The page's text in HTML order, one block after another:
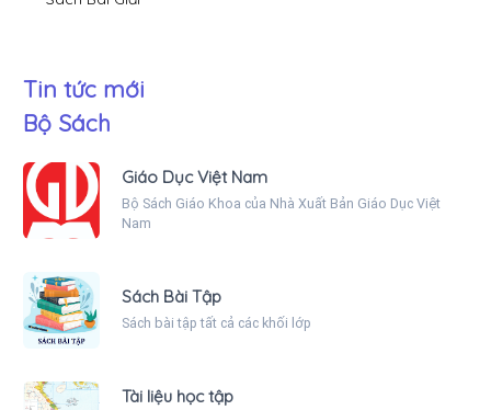
Tin tức mới
Bộ Sách
Giáo Dục Việt Nam
Bộ Sách Giáo Khoa của Nhà Xuất Bản Giáo Dục Việt
Nam
Sách Bài Tập
Sách bài tập tất cả các khối lớp
Tài liệu học tập